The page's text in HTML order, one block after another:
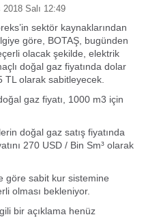
2018 Salı 12:49
sektör kaynaklarından
göre, BOTAŞ, bugünden
olacak şekilde, elektrik
doğal gaz fiyatında dolar
TL olarak sabitleyecek.
gaz fiyatı, 1000 m3 için
doğal gaz satış fiyatında
270 USD / Bin Sm³ olarak
göre sabit kur sistemine
olması bekleniyor.
bir açıklama henüz